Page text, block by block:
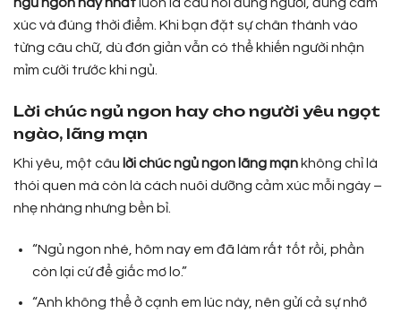
xúc và đúng thời điểm. Khi bạn đặt sự chân thành vào
từng câu chữ, dù đơn giản vẫn có thể khiến người nhận
mỉm cười trước khi ngủ.
Lời chúc ngủ ngon hay cho người yêu ngọt
ngào, lãng mạn
Khi yêu, một câu lời chúc ngủ ngon lãng mạn không chỉ là
thói quen mà còn là cách nuôi dưỡng cảm xúc mỗi ngày –
nhẹ nhàng nhưng bền bỉ.
“Ngủ ngon nhé, hôm nay em đã làm rất tốt rồi, phần
còn lại cứ để giấc mơ lo.”
“Anh không thể ở cạnh em lúc này, nên gửi cả sự nhớ